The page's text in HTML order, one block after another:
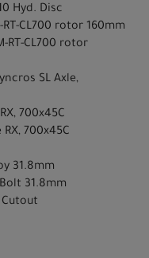
Hyd. Disc
CL700 rotor 160mm
RT-CL700 rotor
SL Axle,
700x45C
700x45C
31.8mm
Bolt 31.8mm